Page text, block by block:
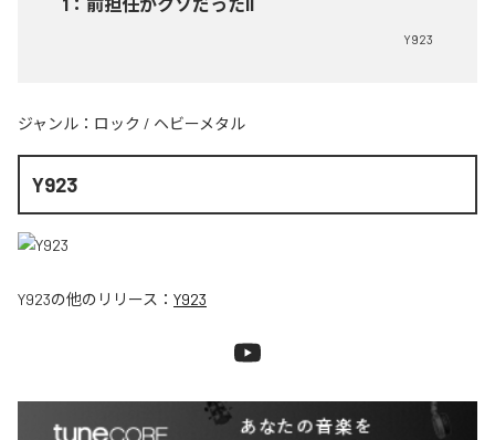
Y923
ジャンル： ロック / ヘビーメタル
Y923
Y923の他のリリース： Y923